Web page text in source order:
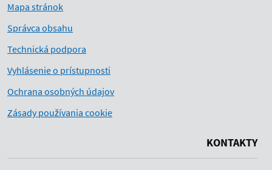
Mapa stránok
Správca obsahu
Technická podpora
Vyhlásenie o prístupnosti
Ochrana osobných údajov
Zásady používania cookie
KONTAKTY